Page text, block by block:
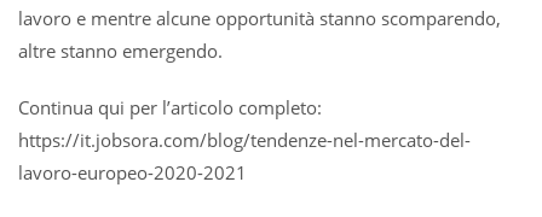
lavoro e mentre alcune opportunità stanno scomparendo,
altre stanno emergendo.
Continua qui per l’articolo completo:
https://it.jobsora.com/blog/tendenze-nel-mercato-del-
lavoro-europeo-2020-2021